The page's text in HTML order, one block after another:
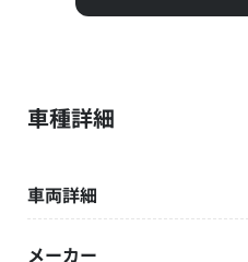
車種詳細
車両詳細
メーカー